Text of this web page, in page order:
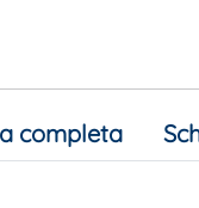
completa